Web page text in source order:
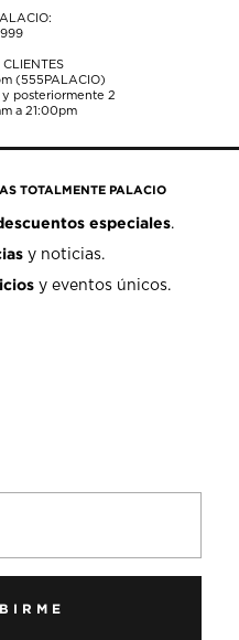
(555PALACIO)
posteriormente 2
a 21:00pm
TOTALMENTE PALACIO
especiales.
y noticias.
y eventos únicos.